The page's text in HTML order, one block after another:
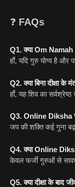
❓ FAQs
Q1. क्या Om
हाँ, यदि गुरु योग्य है और
Q2. क्या बिना दीक्षा के
हाँ, यह शिव का सर्वश्रेष्ठ
Q3. Online Diksha
जप की शक्ति कई गुना
Q4. क्या Online
केवल फर्जी गुरुओं से
Q5. क्या दीक्षा के बाद